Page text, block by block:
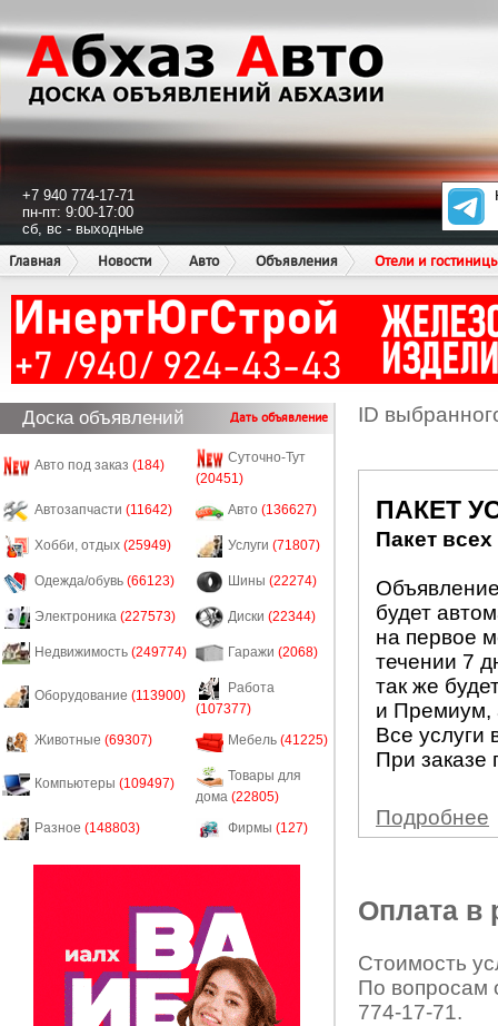
+7 940 774-17-71
пн-пт: 9:00-17:00
сб, вс - выходные
Главная
Новости Авто Объявления Отели и
Доска объявлений Дать объявление
Авто под заказ (184)
Суточно-Тут
(20451)
Автозапчасти (11642) Авто (136627)
Хобби, отдых (25949) Услуги (71807)
Одежда/обувь (66123) Шины (22274)
Электроника (227573) Диски (22344)
Недвижимость (249774) Гаражи (2068)
Оборудование (113900)
Работа
(107377)
Животные (69307) Мебель (41225)
Компьютеры (109497)
Товары для
дома (22805)
Разное (148803) Фирмы (127)
ID
ПАКЕТ
Пакет
будет
на первое
течении 7
так же
и Премиум,
Все услуги
При заказе
Подробнее
Оплата в
Стоимость
По вопросам
774-17-71.